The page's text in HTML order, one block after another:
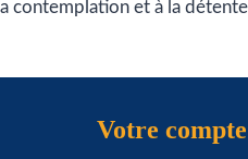
contemplation et à la
Votre compte